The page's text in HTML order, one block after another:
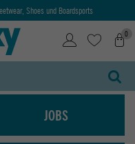
Shoes und Boardsports
0
JOBS